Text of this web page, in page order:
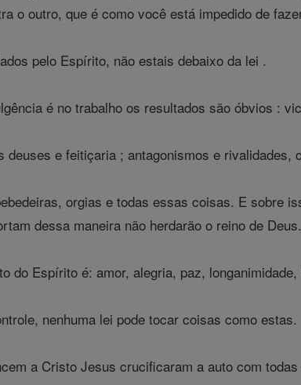
o outro, que é como você está impedido de
pelo Espírito, não estais debaixo da lei .
é no trabalho os resultados são óbvios :
deuses e feitiçaria ; antagonismos e
orgias e todas essas coisas. E sobre
dessa maneira não herdarão o reino de Deus.
do Espírito é: amor, alegria, paz,
nenhuma lei pode tocar coisas como estas.
a Cristo Jesus crucificaram a auto com